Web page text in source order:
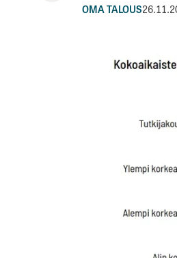
OMA TALOUS